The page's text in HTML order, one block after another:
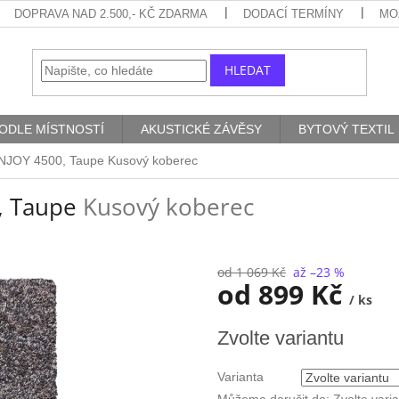
DOPRAVA NAD 2.500,- KČ ZDARMA DODACÍ TERMÍNY
HLEDAT
MÍSTNOSTÍ AKUSTICKÉ ZÁVĚSY BYTOVÝ TEXTIL
4500, Taupe Kusový koberec
Taupe Kusový koberec
od 1 069 Kč až –23 %
od 899 Kč / ks
cena:
Zvolte variantu
Varianta